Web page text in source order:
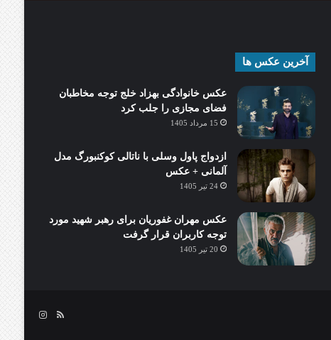
آخرین عکس ها
عکس خانوادگی بهزاد خلج توجه مخاطبان
فضای مجازی را جلب کرد
15 مرداد 1405
ازدواج پاول وسلی با ناتالی کوکنبورگ مدل
آلمانی + عکس
24 تیر 1405
عکس مهران غفوریان برای رهبر شهید مورد
توجه کاربران قرار گرفت
20 تیر 1405
خوراکاینستاگرام